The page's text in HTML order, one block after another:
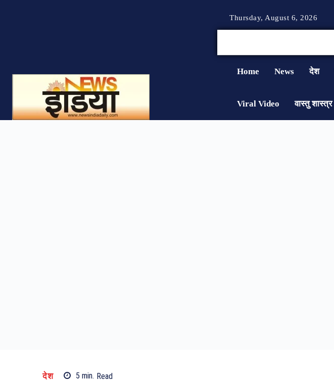
Thursday, August 6, 2026
Home News देश
Viral Video वास्तु शास्त्र
देश 5 min. Read